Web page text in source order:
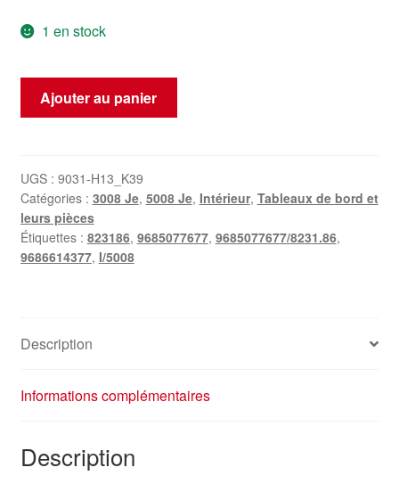
1 en stock
quantité
tableau
de
bord
Peugeot
3008
Ajouter au panier
UGS : 9031-H13_K39
Catégories : 3008 Je, 5008 Je, Intérieur, Tableaux de bord et
leurs pièces
Étiquettes : 823186, 9685077677, 9685077677/8231.86,
9686614377, I/5008
Description
Informations complémentaires
Description